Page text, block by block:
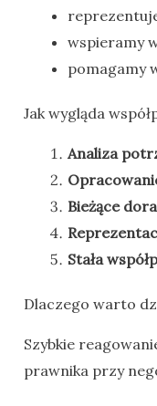
wspieramy
pomagamy
Jak wygląda
Analiza
Bieżące
Stała
Dlaczego warto
Szybkie
prawnika przy